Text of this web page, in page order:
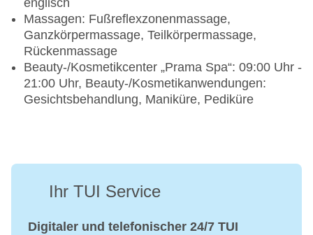
englisch
Massagen: Fußreflexzonenmassage,
Ganzkörpermassage, Teilkörpermassage,
Rückenmassage
Beauty-/Kosmetikcenter „Prama Spa“: 09:00 Uhr -
21:00 Uhr, Beauty-/Kosmetikanwendungen:
Gesichtsbehandlung, Maniküre, Pediküre
Ihr TUI Service
Digitaler und telefonischer 24/7 TUI